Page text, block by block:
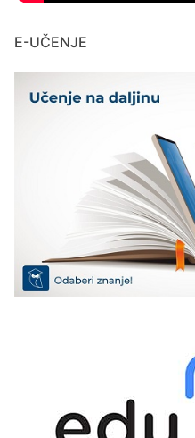
E-UČENJE